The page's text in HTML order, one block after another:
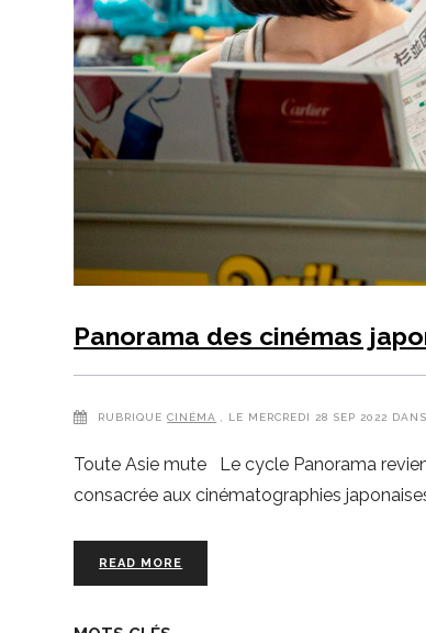
Panorama des cinémas
RUBRIQUE CINÉMA , LE MERCREDI 28 SEP 2022
Toute Asie mute Le cycle Panorama
consacrée aux cinématographies
READ MORE